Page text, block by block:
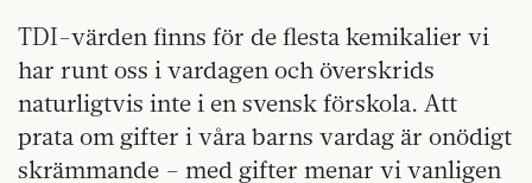
TDI-värden finns för de flesta kemikalier vi
har runt oss i vardagen och överskrids
naturligtvis inte i en svensk förskola. Att
prata om gifter i våra barns vardag är onödigt
skrämmande – med gifter menar vi vanligen